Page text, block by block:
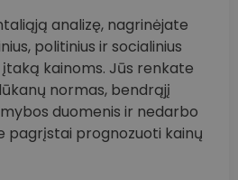
analizę, nagrinėjate
politinius ir socialinius
įtaką kainoms. Jūs renkate
normas, bendrąjį
duomenis ir nedarbo
pagrįstai prognozuoti kainų